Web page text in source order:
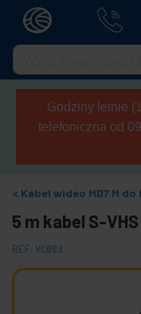
Godziny letnie
telefoniczna od
Kabel wideo MD7 M do
5 m kabel S-
REF: VC083